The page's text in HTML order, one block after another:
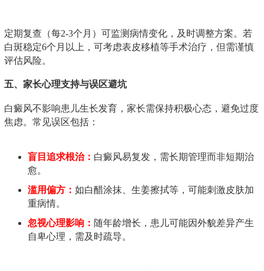
定期复查（每2-3个月）可监测病情变化，及时调整方案。若
白斑稳定6个月以上，可考虑表皮移植等手术治疗，但需谨慎
评估风险。
五、家长心理支持与误区避坑
白癜风不影响患儿生长发育，家长需保持积极心态，避免过度
焦虑。常见误区包括：
盲目追求根治： 白癜风易复发，需长期管理而非短期治
愈。
滥用偏方： 如白醋涂抹、生姜擦拭等，可能刺激皮肤加
重病情。
忽视心理影响： 随年龄增长，患儿可能因外貌差异产生
自卑心理，需及时疏导。